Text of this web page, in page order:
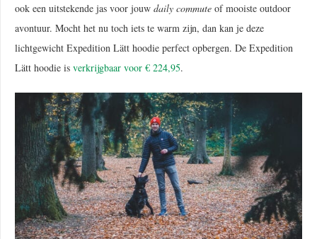
ook een uitstekende jas voor jouw daily commute of mooiste outdoor
avontuur. Mocht het nu toch iets te warm zijn, dan kan je deze
lichtgewicht Expedition Lätt hoodie perfect opbergen. De Expedition
Lätt hoodie is verkrijgbaar voor € 224,95.